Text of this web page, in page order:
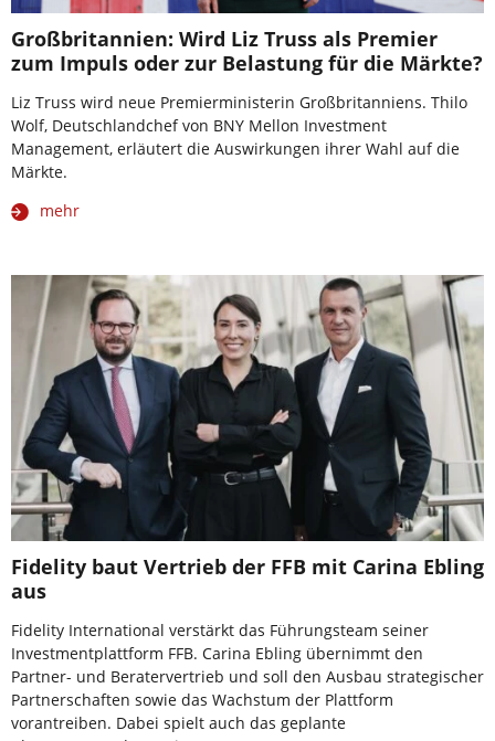
Großbritannien: Wird Liz Truss als Premier
zum Impuls oder zur Belastung für die Märkte?
Liz Truss wird neue Premierministerin Großbritanniens. Thilo
Wolf, Deutschlandchef von BNY Mellon Investment
Management, erläutert die Auswirkungen ihrer Wahl auf die
Märkte.
mehr
Fidelity baut Vertrieb der FFB mit Carina Ebling
aus
Fidelity International verstärkt das Führungsteam seiner
Investmentplattform FFB. Carina Ebling übernimmt den
Partner- und Beratervertrieb und soll den Ausbau strategischer
Partnerschaften sowie das Wachstum der Plattform
vorantreiben. Dabei spielt auch das geplante